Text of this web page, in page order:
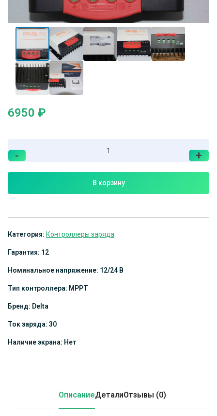
6950 ₽
- +
В корзину
Категория: Контроллеры заряда
Гарантия: 12
Номинальное напряжение: 12/24 В
Тип контроллера: МРРТ
Бренд: Delta
Ток заряда: 30
Наличие экрана: Нет
ОписаниеДеталиОтзывы (0)